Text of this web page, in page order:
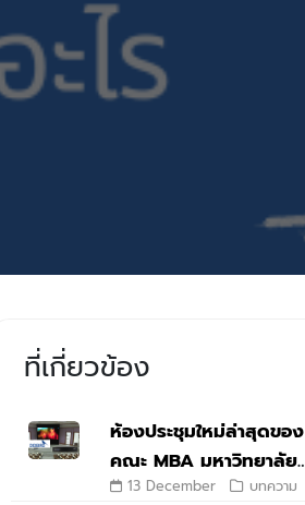
ที่เกี่ยวข้อง
ห้องประชุมใหม่ล่าสุดของ
คณะ MBA มหาวิทยาลัย
เชียงใหม่ กับ Digibird
13 December บทความ